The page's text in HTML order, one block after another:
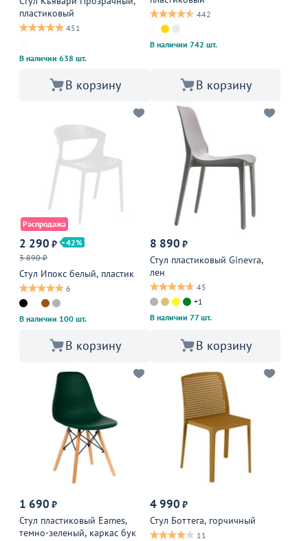
пластиковый
451
В наличии 638 шт.
В корзину
442
В наличии 742 шт.
В корзину
Распродажа
2 290 ₽
42
3 890 ₽
Стул Ипокс белый, пластик
6
В наличии 100 шт.
В корзину
8 890 ₽
Стул пластиковый Ginevra,
лен
45
+1
В наличии 77 шт.
В корзину
1 690 ₽
Стул пластиковый Eames,
темно-зеленый, каркас бук
4 990 ₽
Стул Боттега, горчичный
11